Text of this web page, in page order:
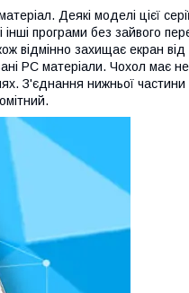
Деякі моделі цієї
програми без зайвого
відмінно захищає екран від
РС матеріали. Чохол має
З'єднання нижньої частини